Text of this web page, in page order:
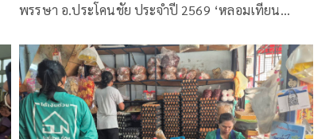
พรรษา อ.ประโคนชัย ประจำปี 2569 ‘หลอมเทียน
เทียน’ ชูลวดลายที่ผสมผสานงานศิลปะลายไทยกับลาย
ขอมประยุกต์ ของช่างฝีมือในท้องถิ่น เพื่ออนุรักษ์สืบสาน
ประเพณีท้องถิ่น และประชาสัมพันธ์ฝีมือ ช่างแกะสลัก
ต้นเทียนพรรษาของแต่ละคุ้มวัด รวมถึงเพื่อส่งเสริมการ